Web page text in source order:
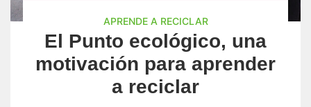
APRENDE A RECICLAR
El Punto ecológico, una
motivación para aprender
a reciclar